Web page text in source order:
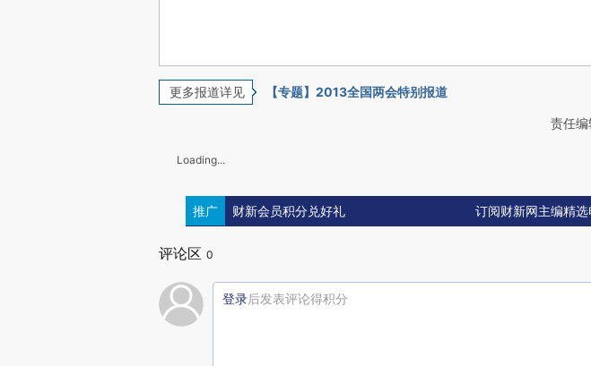
更多报道详见 【专题】2013全国两会特别报道
责任
Loading...
推广 财新会员积分兑好礼 订阅财新网主编精选
评论区 0
登录后发表评论得积分